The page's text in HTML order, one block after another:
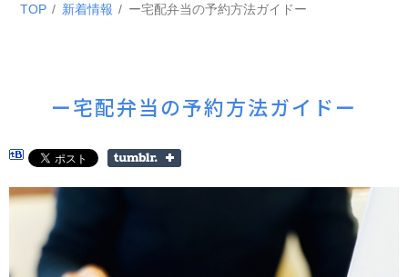
TOP 新着情報 ー宅配弁当の予約方法ガイドー
ー宅配弁当の予約方法ガイドー